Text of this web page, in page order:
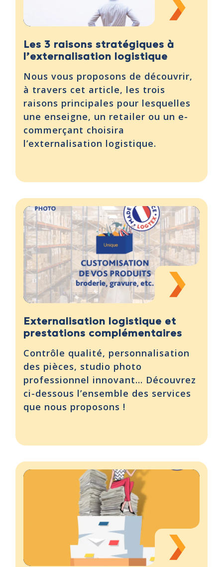
Les 3 raisons stratégiques à
l’externalisation logistique
Nous vous proposons de découvrir,
à travers cet article, les trois
raisons principales pour lesquelles
une enseigne, un retailer ou un e-
commerçant choisira
l’externalisation logistique.
Externalisation logistique et
prestations complémentaires
Contrôle qualité, personnalisation
des pièces, studio photo
professionnel innovant… Découvrez
ci-dessous l’ensemble des services
que nous proposons !